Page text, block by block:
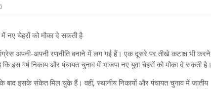
0
नए चेहरों को मौका दे सकती है
अपनी-अपनी रणनीति बनाने में लग गई हैं। एक दूसरे पर तीखे कटाक्ष भी करने
इस वर्ष निकाय और पंचायत चुनाव में भाजपा नए युवा चेहरों को मौका दे सकती है।
बाद इसके संकेत मिल चुके हैं। वहीं, स्थानीय निकायों और पंचायत चुनाव में जातीय